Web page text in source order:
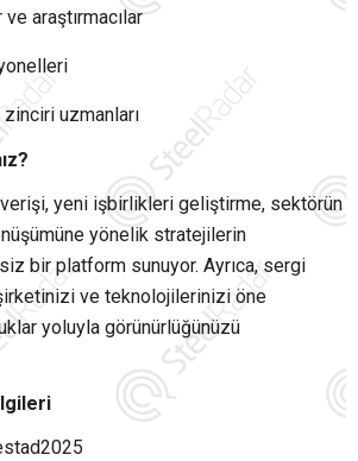
araştırmacılar
uzmanları
yeni işbirlikleri geliştirme, sektörün
yönelik stratejilerin
bir platform sunuyor. Ayrıca, sergi
ve teknolojilerinizi öne
yoluyla görünürlüğünüzü